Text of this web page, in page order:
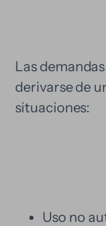
Las
derivarse de
situaciones:
Uso no